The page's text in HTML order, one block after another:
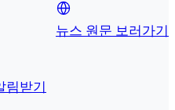
뉴스 원문 보러가기
림받기